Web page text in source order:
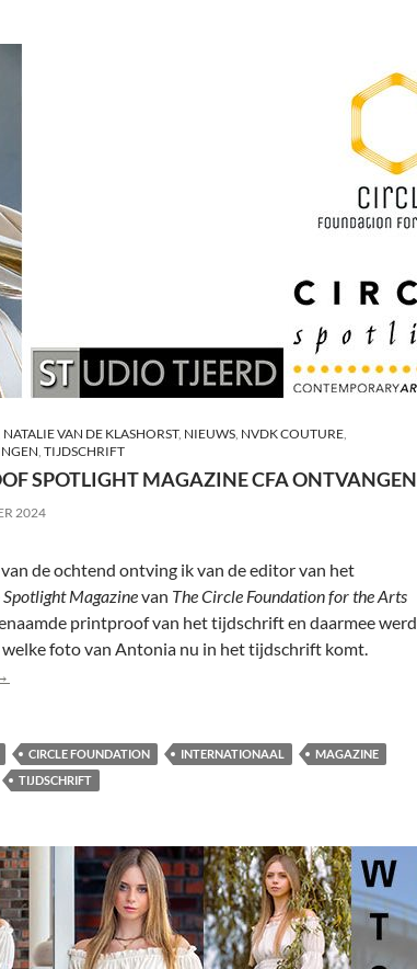
NATALIE VAN DE KLASHORST, NIEUWS, NVDK COUTURE,
, TIJDSCHRIFT
SPOTLIGHT MAGAZINE CFA ONTVANGEN
2024
de ochtend ontving ik van de editor van het
Spotlight Magazinevan The Circle Foundation for the Arts
printproof van het tijdschrift en daarmee werd
foto van Antonia nu in het tijdschrift komt.
Spotlight Magazine CFA ontvangen
CIRCLE FOUNDATION INTERNATIONAAL
MAGAZINE
TIJDSCHRIFT